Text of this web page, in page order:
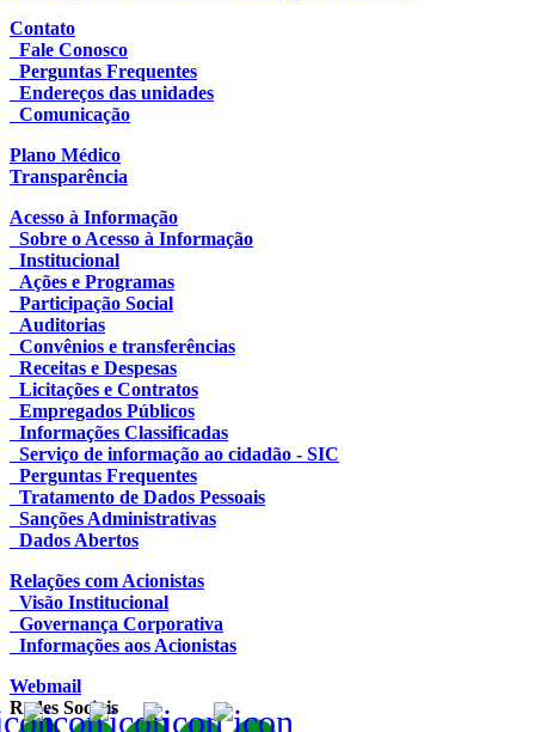
Contato
Fale Conosco
Perguntas Frequentes
Endereços das unidades
Comunicação
Plano Médico
Transparência
Acesso à Informação
Sobre o Acesso à Informação
Institucional
Ações e Programas
Participação Social
Auditorias
Convênios e transferências
Receitas e Despesas
Licitações e Contratos
Empregados Públicos
Informações Classificadas
Serviço de informação ao cidadão - SIC
Perguntas Frequentes
Tratamento de Dados Pessoais
Sanções Administrativas
Dados Abertos
Relações com Acionistas
Visão Institucional
Governança Corporativa
Informações aos Acionistas
Webmail
Redes Sociais